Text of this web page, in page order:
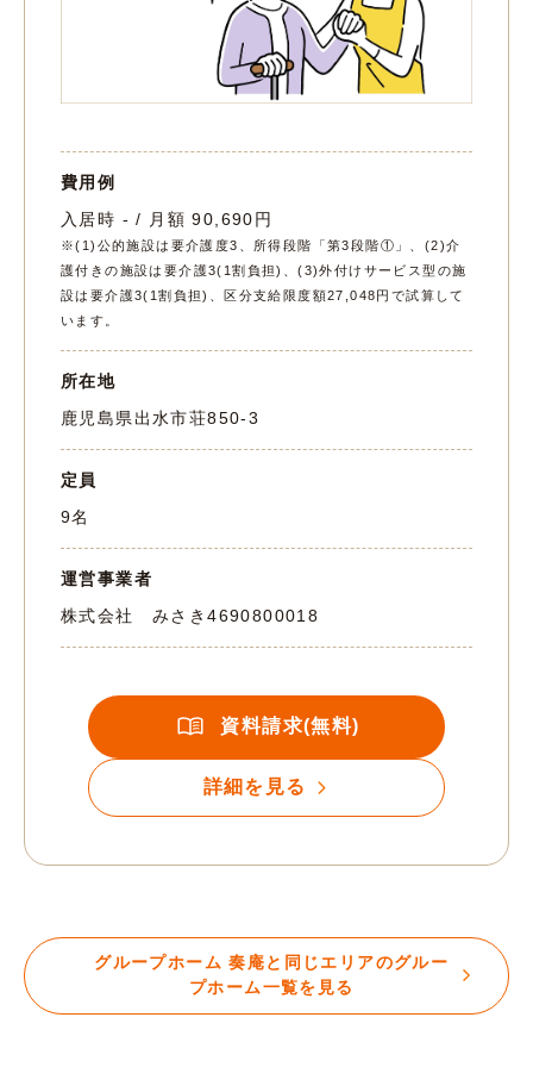
費用例
入居時 - / 月額 90,690円
※(1)公的施設は要介護度3、所得段階「第3段階①」、(2)介
護付きの施設は要介護3(1割負担)、(3)外付けサービス型の施
設は要介護3(1割負担)、区分支給限度額27,048円で試算して
います。
所在地
鹿児島県出水市荘850-3
定員
9名
運営事業者
株式会社 みさき4690800018
資料請求(無料)
詳細を見る
グループホーム 奏庵と同じエリアのグルー
プホーム一覧を見る